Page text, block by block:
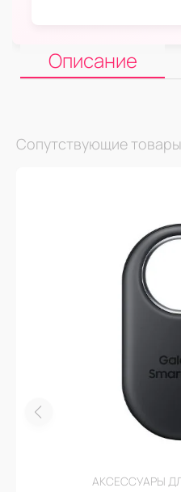
Описание
Сопутствующие товары
АКСЕССУАРЫ